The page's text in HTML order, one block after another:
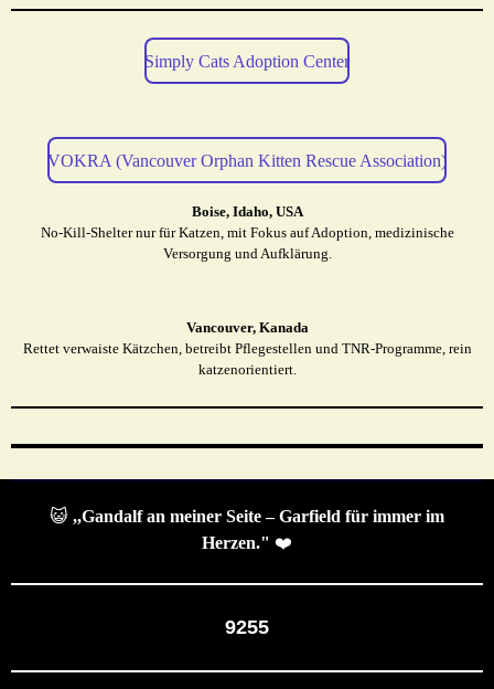
Simply Cats Adoption Center
VOKRA (Vancouver Orphan Kitten Rescue Association)
Boise, Idaho, USA
No-Kill-Shelter nur für Katzen, mit Fokus auf Adoption, medizinische
Versorgung und Aufklärung.
Vancouver, Kanada
Rettet verwaiste Kätzchen, betreibt Pflegestellen und TNR-Programme, rein
katzenorientiert.
😺 ,,Gandalf an meiner Seite – Garfield für immer im
Herzen." ❤️
9255